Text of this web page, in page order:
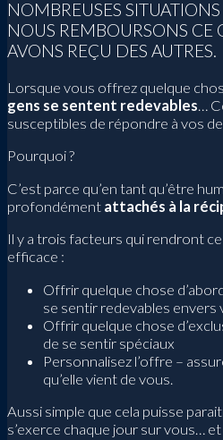
NOMBREUSES SITUATIONS
NOUS REMBOURSONS CE
AVONS REÇU DES AUTRES.
Lorsque vous offrez quelque
gens se sentent redevables…
susceptibles de répondre à vos
Pourquoi ?
C’est parce qu’en tant qu’être
profondément attachés à la
Il y a trois facteurs qui rendront
efficace :
Offrir quelque chose
se sentir redevables envers
Offrir quelque chose
de se sentir spéciaux
Personnalisez l’offre –
qu’elle vient de vous.
Aussi simple que cela puisse
s’exerce chaque jour sur vous… et